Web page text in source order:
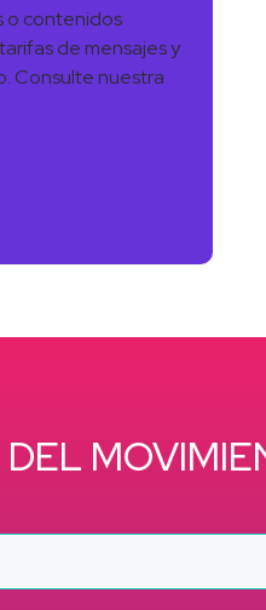
o contenidos
de mensajes y
Consulte nuestra